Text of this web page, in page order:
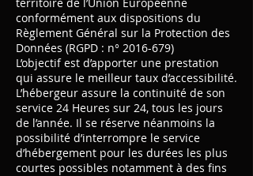
conformément aux dispositions du
Règlement Général sur la Protection des
Données (RGPD : n° 2016-679)
L’objectif est d’apporter une prestation
qui assure le meilleur taux d’accessibilité.
L’hébergeur assure la continuité de son
service 24 Heures sur 24, tous les jours
de l’année. Il se réserve néanmoins la
possibilité d’interrompre le service
d’hébergement pour les durées les plus
courtes possibles notamment à des fins